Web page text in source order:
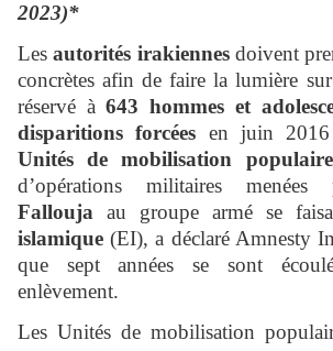
2023)*
Lesautorités irakiennesdoivent
concrètes afin de faire la lumière
réservé à643 hommes et
disparitions forcées en juin
Unités de mobilisation populaire
d’opérations militaires menées
Fallouja au groupe armé se
islamique (EI), a déclaré Amnesty
que sept années se sont
enlèvement.
Les Unités de mobilisation